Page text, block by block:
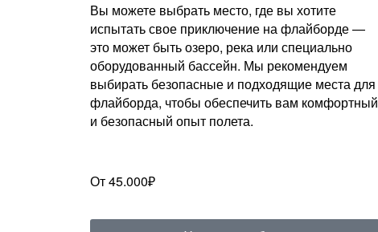
Вы можете выбрать место, где вы хотите
испытать свое приключение на флайборде —
это может быть озеро, река или специально
оборудованный бассейн. Мы рекомендуем
выбирать безопасные и подходящие места для
флайборда, чтобы обеспечить вам комфортный
и безопасный опыт полета.
От 45.000₽